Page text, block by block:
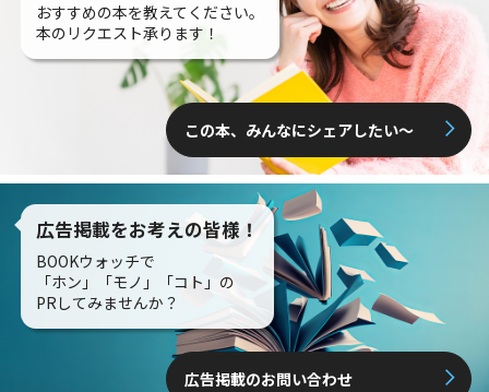
おすすめの本を教えてください。
本のリクエスト承ります！
この本、みんなにシェアしたい〜
広告掲載をお考えの皆様！
BOOKウォッチで
「ホン」「モノ」「コト」の
PRしてみませんか？
広告掲載のお問い合わせ